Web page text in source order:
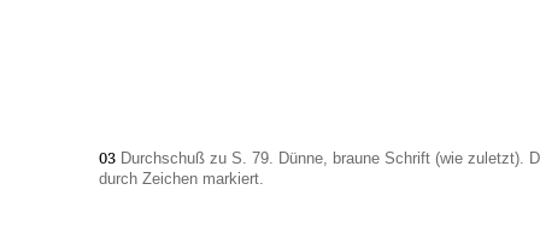
03 Durchschuß zu S. 79. Dünne, braune Schrift (wie zuletzt).
durch Zeichen markiert.